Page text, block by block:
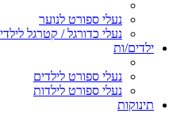
נעלי ספורט לנוער
נעלי כדורגל / קטרגל
ילדים/ות
נעלי ספורט לילדים
נעלי ספורט לילדות
תינוקות